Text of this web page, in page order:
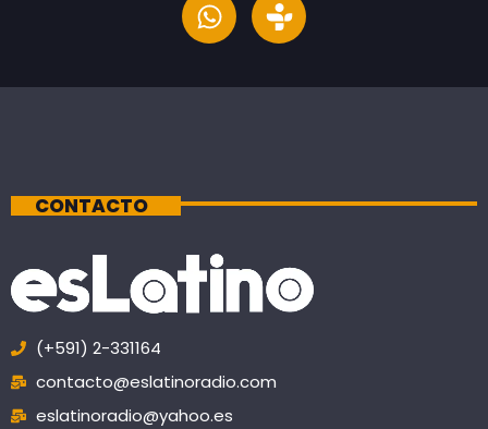
CONTACTO
(+591) 2-331164
contacto@eslatinoradio.com
eslatinoradio@yahoo.es